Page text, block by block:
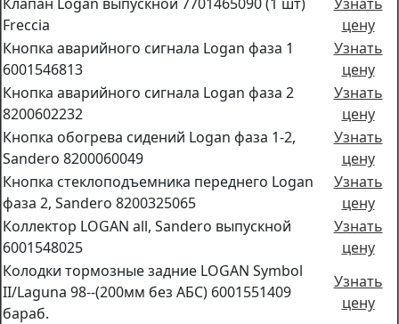
Freccia
цену
Кнопка аварийного сигнала Logan фаза 1
6001546813
Узнать
цену
Кнопка аварийного сигнала Logan фаза 2
8200602232
Узнать
цену
Кнопка обогрева сидений Logan фаза 1-2,
Sandero 8200060049
Узнать
цену
Кнопка стеклоподъемника переднего Logan
фаза 2, Sandero 8200325065
Узнать
цену
Коллектор LOGAN all, Sandero выпускной
6001548025
Узнать
цену
Колодки тормозные задние LOGAN Symbol
II/Laguna 98--(200мм без АБС) 6001551409
бараб.
Узнать
цену